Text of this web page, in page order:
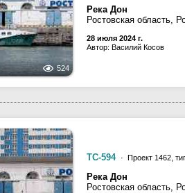
524
Река Дон
Ростовская область,
28 июля 2024 г.
Автор: Василий Косов
ТС-594 · Проект 1462,
Река Дон
Ростовская область,